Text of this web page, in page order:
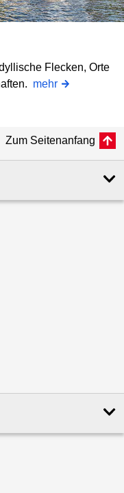
Flecken, Orte
mehr
Zum Seitenanfang